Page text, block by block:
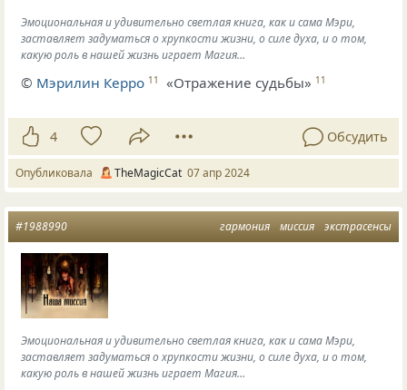
Эмоциональная и удивительно светлая книга, как и сама Мэри,
заставляет задуматься о хрупкости жизни, о силе духа, и о том,
какую роль в нашей жизнь играет Магия…
© Мэрилин Керро 11 «Отражение судьбы» 11
4 Обсудить
Опубликовала TheMagicCat 07 апр 2024
гармония миссия экстрасенсы
#1988990
Эмоциональная и удивительно светлая книга, как и сама Мэри,
заставляет задуматься о хрупкости жизни, о силе духа, и о том,
какую роль в нашей жизнь играет Магия…